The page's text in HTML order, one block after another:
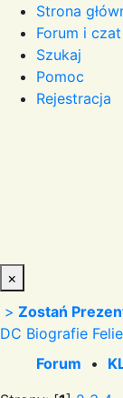
Strona
Forum i czat
Szukaj
Pomoc
Rejestracja
×
> Zostań
DC Biografie
Forum •